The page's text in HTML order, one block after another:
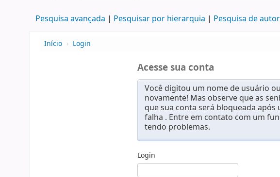
Pesquisa avançada Pesquisar por hierarquia Pesquisa de
Início › Login
Acesse sua conta
Você digitou um nome de usuário
novamente! Mas observe que as
que sua conta será bloqueada
falha . Entre em contato com um
tendo problemas.
Login